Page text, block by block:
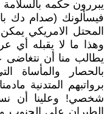
يبررون حكمه
فيسألونك (صدام دك
المحتل الامريكي
وهذا ما لا يقبله أي
يطالب منا أن نتغاضى
بالحصار والمأساة
برواتبهم المتدنية
شخصي! وعلينا أن